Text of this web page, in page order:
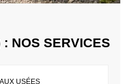
NOS SERVICES
USÉES